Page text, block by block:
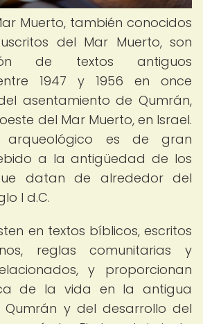
Muerto, también conocidos
del Mar Muerto, son
de textos antiguos
1947 y 1956 en once
asentamiento de Qumrán,
del Mar Muerto, en Israel.
arqueológico es de gran
a la antigüedad de los
datan de alrededor del
I d.C.
en textos bíblicos, escritos
reglas comunitarias y
y proporcionan
de la vida en la antigua
y del desarrollo del